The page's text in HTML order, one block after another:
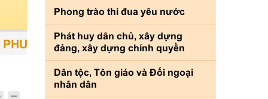
TIỆN - CON NGƯỜI LÀ TRUNG TÂM -
Phong trào thi đua yêu nước
Phát huy dân chủ, xây dựng
đảng, xây dựng chính quyền
Dân tộc, Tôn giáo và Đối ngoại
nhân dân